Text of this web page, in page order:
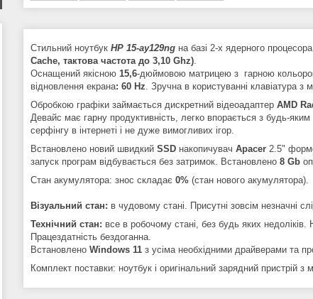
Cтильний ноутбук HP 15-ay129ng на базі 2-х ядерного
Cache, тактова частота до 3,10 Ghz).
Оснащений якісною 15,6-дюймовою матрицею з гарною
відновлення екрана: 60 Hz. Зручна в користуванні клавіатура з
Обробкою графіки займається дискретний відеоадаптер AMD
Девайс має гарну продуктивність, легко впорається з будь-
серфінгу в інтернеті і не дуже вимогливих ігор.
Встановлено новий швидкий SSD накопичувач Apacer 2.5"
запуск програм відбувається без затримок. Встановлено 8 Gb
Стан акумулятора: знос складає 0% (стан нового акумулятора).
Візуальний стан: в чудовому стані. Присутні зовсім незначні
Технічний стан: все в робочому стані, без будь яких
Працездатність бездоганна.
Встановлено Windows 11 з усіма необхідними драйверами та
Комплект поставки: ноутбук і оригінальний зарядний пристрій